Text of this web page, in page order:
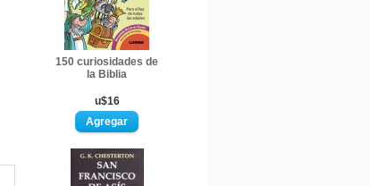
150 curiosidades de
la Biblia
u$16